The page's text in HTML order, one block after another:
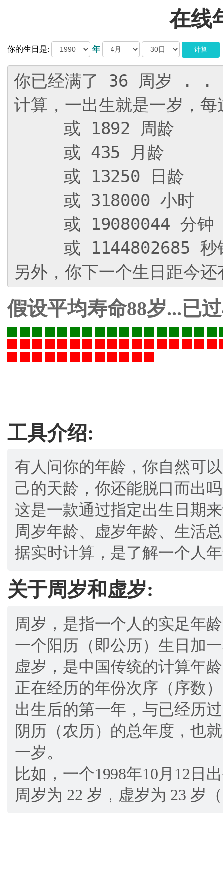
在线
你的生日是: 年
假设平均寿命88岁...已过
工具介绍:
有人问你的年龄，你自然可
己的天龄，你还能脱口而出
这是一款通过指定出生日期
周岁年龄、虚岁年龄、生活
据实时计算，是了解一个人
关于周岁和虚岁:
周岁，是指一个人的实足年
一个阳历（即公历）生日加
虚岁，是中国传统的计算年
正在经历的年份次序（序数
出生后的第一年，与已经历
阴历（农历）的总年度，也
一岁。
比如，一个1998年10月12日
周岁为 22 岁，虚岁为 23 岁